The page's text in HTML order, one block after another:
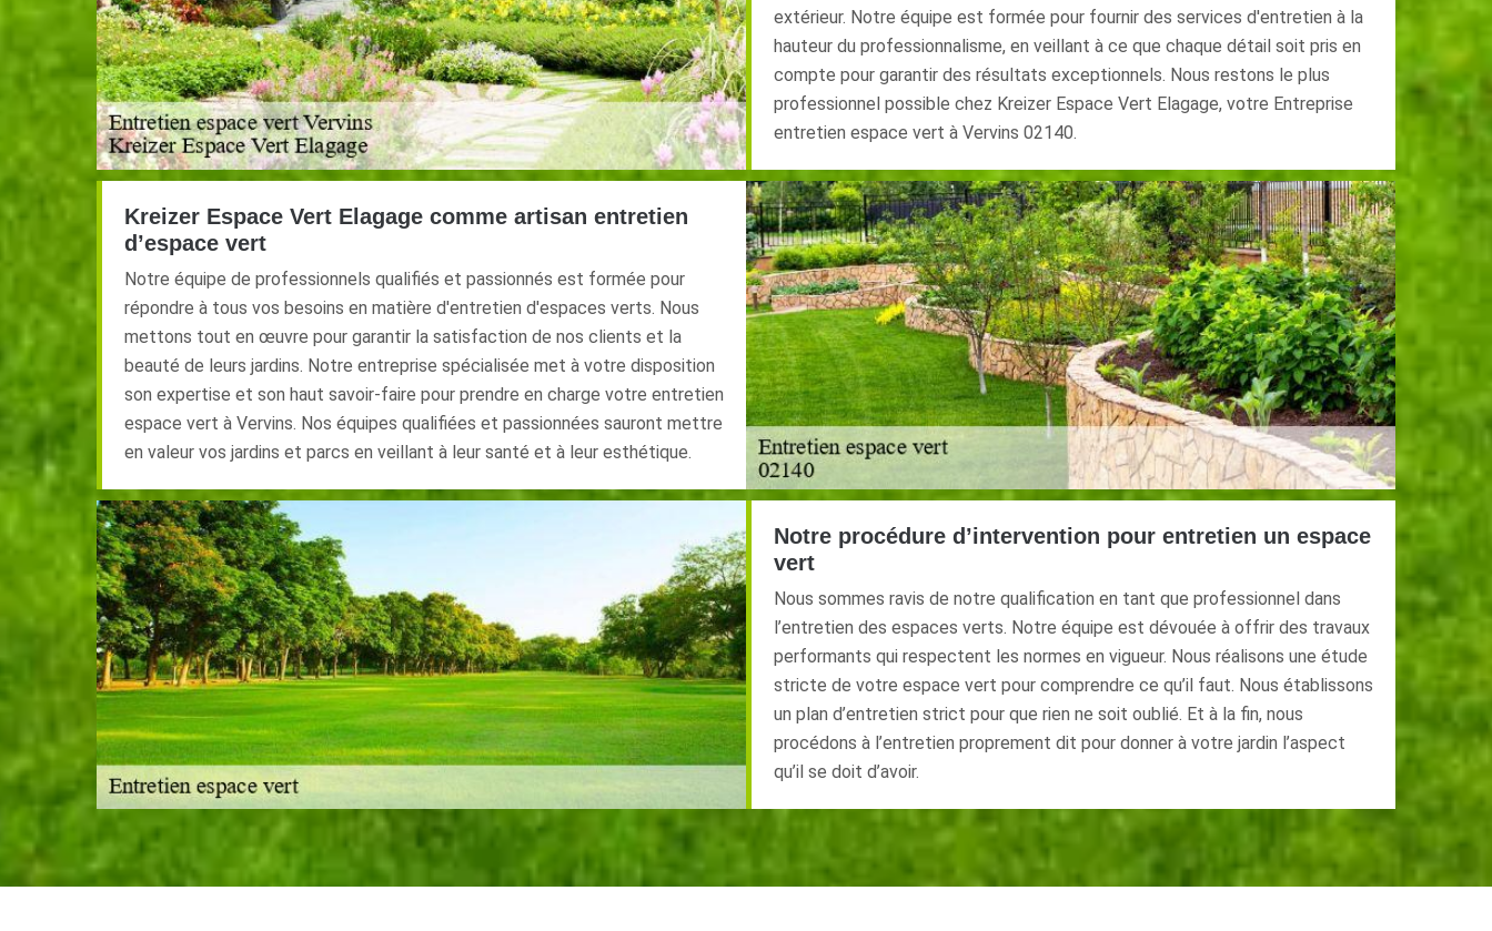
extérieur. Notre équipe est formée pour fournir des services d'entretien à la
hauteur du professionnalisme, en veillant à ce que chaque détail soit pris en
compte pour garantir des résultats exceptionnels. Nous restons le plus
professionnel possible chez Kreizer Espace Vert Elagage, votre Entreprise
entretien espace vert à Vervins 02140.
Kreizer Espace Vert Elagage comme artisan entretien
d’espace vert
Notre équipe de professionnels qualifiés et passionnés est formée pour
répondre à tous vos besoins en matière d'entretien d'espaces verts. Nous
mettons tout en œuvre pour garantir la satisfaction de nos clients et la
beauté de leurs jardins. Notre entreprise spécialisée met à votre disposition
son expertise et son haut savoir-faire pour prendre en charge votre entretien
espace vert à Vervins. Nos équipes qualifiées et passionnées sauront mettre
en valeur vos jardins et parcs en veillant à leur santé et à leur esthétique.
Notre procédure d’intervention pour entretien un espace
vert
Nous sommes ravis de notre qualification en tant que professionnel dans
l’entretien des espaces verts. Notre équipe est dévouée à offrir des travaux
performants qui respectent les normes en vigueur. Nous réalisons une étude
stricte de votre espace vert pour comprendre ce qu’il faut. Nous établissons
un plan d’entretien strict pour que rien ne soit oublié. Et à la fin, nous
procédons à l’entretien proprement dit pour donner à votre jardin l’aspect
qu’il se doit d’avoir.